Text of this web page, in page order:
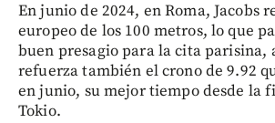
En junio de 2024, en Roma, Jacobs
europeo de los 100 metros, lo que
buen presagio para la cita parisina,
refuerza también el crono de 9.92
en junio, su mejor tiempo desde la
Tokio.